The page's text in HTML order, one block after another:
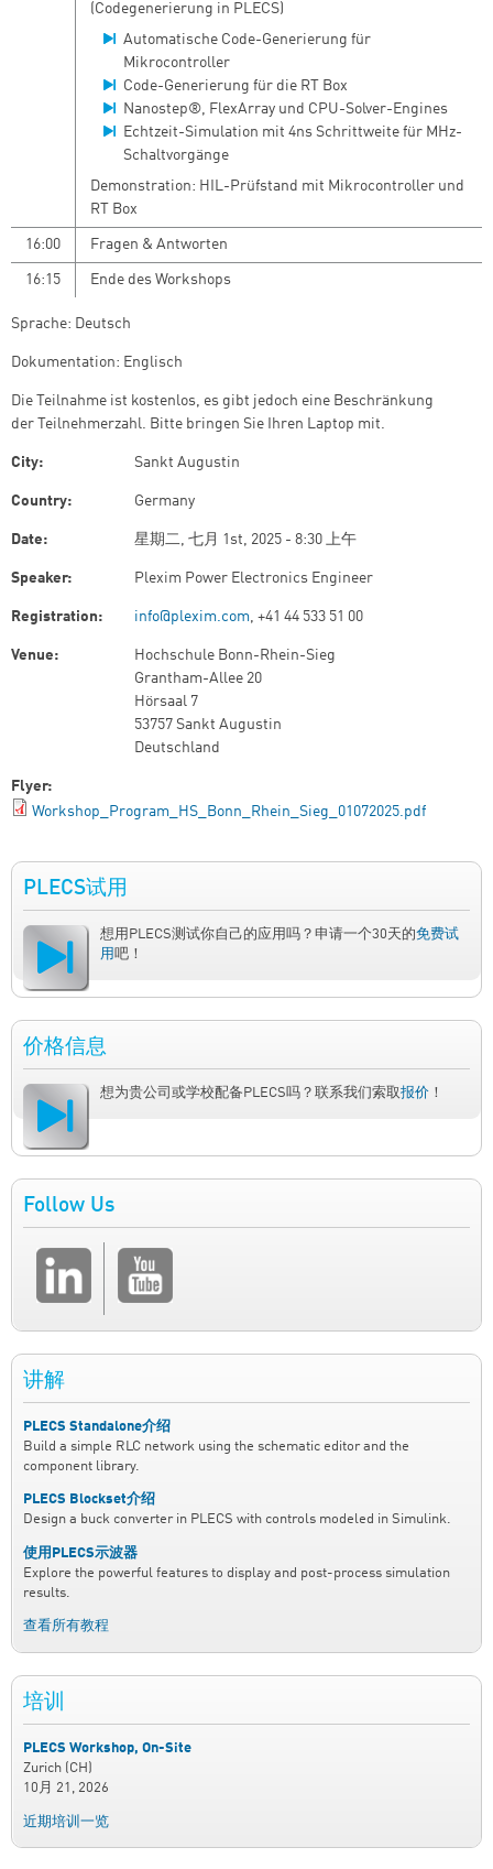
(Codegenerierung in PLECS)
Automatische Code-Generierung für
Mikrocontroller
Code-Generierung für die RT Box
Nanostep®, FlexArray und CPU-Solver-Engines
Echtzeit-Simulation mit 4ns Schrittweite für MHz-
Schaltvorgänge
Demonstration: HIL-Prüfstand mit Mikrocontroller und
RT Box
16:00 Fragen & Antworten
16:15 Ende des Workshops
Sprache: Deutsch
Dokumentation: Englisch
Die Teilnahme ist kostenlos, es gibt jedoch eine Beschränkung
der Teilnehmerzahl. Bitte bringen Sie Ihren Laptop mit.
City: Sankt Augustin
Country: Germany
Date: 星期二, 七月 1st, 2025 - 8:30 上午
Speaker: Plexim Power Electronics Engineer
Registration: info@plexim.com, +41 44 533 51 00
Venue:
Hochschule Bonn-Rhein-Sieg
Grantham-Allee 20
Hörsaal 7
53757 Sankt Augustin
Deutschland
Flyer:
Workshop_Program_HS_Bonn_Rhein_Sieg_01072025.pdf
PLECS试用
想用PLECS测试你自己的应用吗？申请一个30天的免费试
用吧！
价格信息
想为贵公司或学校配备PLECS吗？联系我们索取报价 ！
Follow Us
讲解
PLECS Standalone介绍
Build a simple RLC network using the schematic editor and the
component library.
PLECS Blockset介绍
Design a buck converter in PLECS with controls modeled in Simulink.
使用PLECS示波器
Explore the powerful features to display and post-process simulation
results.
查看所有教程
培训
PLECS Workshop, On-Site
Zurich (CH)
10月 21, 2026
近期培训一览